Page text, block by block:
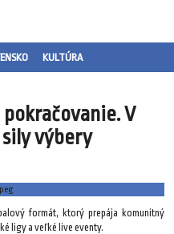
KULTÚRA
V
výbery
formát, ktorý prepája komunitný
ligy a veľké live eventy.